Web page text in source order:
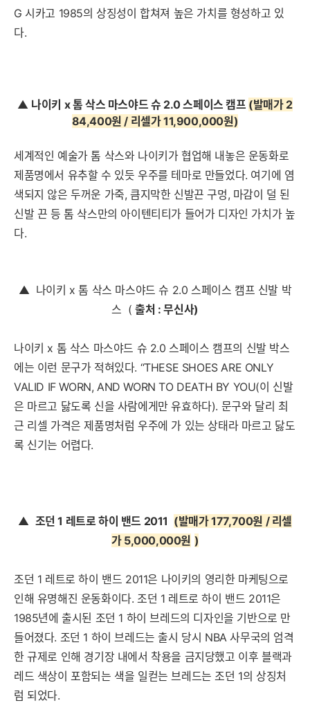
G 시카고 1985의 상징성이 합쳐져 높은 가치를 형성하고 있
다.
▲ 나이키 x 톰 삭스 마스야드 슈 2.0 스페이스 캠프 (발매가 2
84,400원 / 리셀가 11,900,000원)
세계적인 예술가 톰 삭스와 나이키가 협업해 내놓은 운동화로
제품명에서 유추할 수 있듯 우주를 테마로 만들었다. 여기에 염
색되지 않은 두꺼운 가죽, 큼지막한 신발끈 구멍, 마감이 덜 된
신발 끈 등 톰 삭스만의 아이텐티티가 들어가 디자인 가치가 높
다.
▲ 나이키 x 톰 삭스 마스야드 슈 2.0 스페이스 캠프 신발 박
스 ( 출처 : 무신사)
나이키 x 톰 삭스 마스야드 슈 2.0 스페이스 캠프의 신발 박스
에는 이런 문구가 적혀있다. “THESE SHOES ARE ONLY
VALID IF WORN, AND WORN TO DEATH BY YOU(이 신발
은 마르고 닳도록 신을 사람에게만 유효하다). 문구와 달리 최
근 리셀 가격은 제품명처럼 우주에 가 있는 상태라 마르고 닳도
록 신기는 어렵다.
▲ 조던 1 레트로 하이 밴드 2011 (발매가 177,700원 / 리셀
가 5,000,000원 )
조던 1 레트로 하이 밴드 2011은 나이키의 영리한 마케팅으로
인해 유명해진 운동화이다. 조던 1 레트로 하이 밴드 2011은
1985년에 출시된 조던 1 하이 브레드의 디자인을 기반으로 만
들어졌다. 조던 1 하이 브레드는 출시 당시 NBA 사무국의 엄격
한 규제로 인해 경기장 내에서 착용을 금지당했고 이후 블랙과
레드 색상이 포함되는 색을 일컫는 브레드는 조던 1의 상징처
럼 되었다.
세부정보 열기/접기